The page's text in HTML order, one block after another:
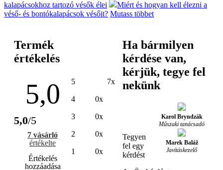
kalapácsokhoz tartozó vésők élei
Miért és hogyan kell élezni a
véső- és bontókalapácsok vésőit? Mutass többet
Termék
értékelés
5,0
5,0/5
7 vásárló
értékelte
Értékelés
hozzáadása
5 7x
4 0x
3 0x
2 0x
1 0x
Ha bármilyen
kérdése van,
kérjük, tegye fel
nekünk
Karol Bryndzák
Műszaki tanácsadó
Marek Baláž
Javításkezelő
Tegyen
fel egy
kérdést